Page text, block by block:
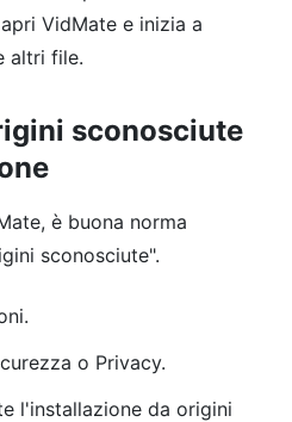
VidMate e inizia a
altri file.
sconosciute
è buona norma
sconosciute".
o Privacy.
l'installazione da origini